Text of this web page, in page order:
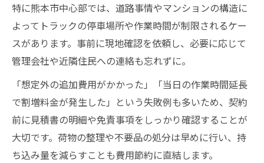
熊本市の引越しで新生活を安心して始める
ための準備
引越し後にすぐ役立つ熊本市の生活サポー
熊本市の引越しでトラブルを防ぐアフター
ケアの重要性
新生活を快適にする熊本市の引越しチェッ
クポイント
特に熊本市中心部では、道路事情やマンションの構造に
よってトラックの停車場所や作業時間が制限されるケー
スがあります。事前に現地確認を依頼し、必要に応じて
管理会社や近隣住民への連絡も忘れずに。
「想定外の追加費用がかかった」「当日の作業時間延長
で割増料金が発生した」という失敗例も多いため、契約
前に見積書の明細や免責事項をしっかり確認することが
大切です。荷物の整理や不要品の処分は早めに行い、持
ち込み量を減らすことも費用節約に直結します。